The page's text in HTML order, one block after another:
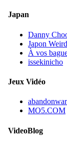
Japan
Danny
Japon Weird
À vos
issekinicho
Jeux Vidéo
MO5.COM
VideoBlog